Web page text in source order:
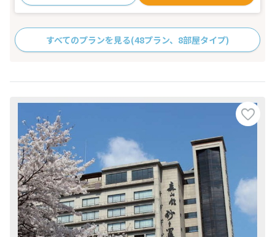
すべてのプランを見る(48プラン、8部屋タイプ)